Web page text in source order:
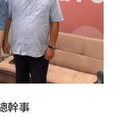
幹事